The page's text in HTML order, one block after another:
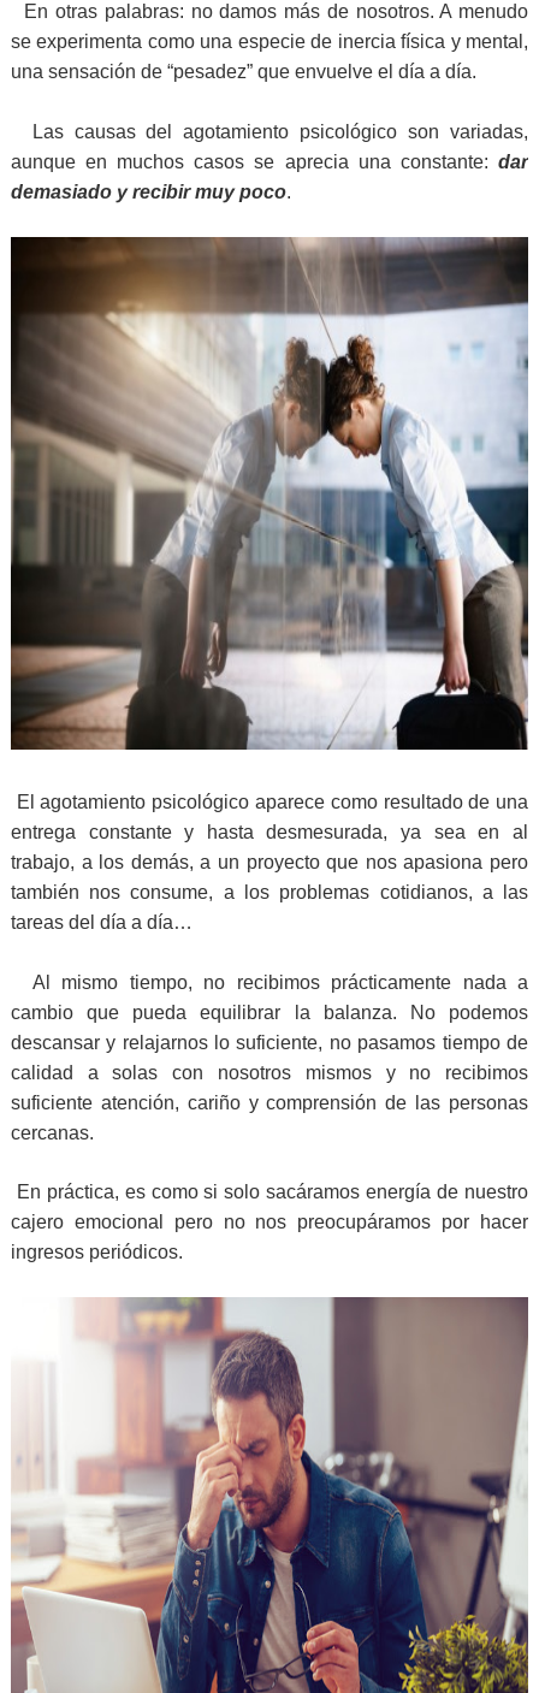
En otras palabras: no damos más de nosotros. A menudo
se experimenta como una especie de inercia física y mental,
una sensación de “pesadez” que envuelve el día a día.
Las causas del agotamiento psicológico son variadas,
aunque en muchos casos se aprecia una constante:dar
demasiado y recibir muy poco.
El agotamiento psicológico aparece como resultado de una
entrega constante y hasta desmesurada, ya sea en al
trabajo, a los demás, a un proyecto que nos apasiona pero
también nos consume, a los problemas cotidianos, a las
tareas del día a día…
Al mismo tiempo, no recibimos prácticamente nada a
cambio que pueda equilibrar la balanza. No podemos
descansar y relajarnos lo suficiente, no pasamos tiempo de
calidad a solas con nosotros mismos y no recibimos
suficiente atención, cariño y comprensión de las personas
cercanas.
En práctica, es como si solo sacáramos energía de nuestro
cajero emocional pero no nos preocupáramos por hacer
ingresos periódicos.